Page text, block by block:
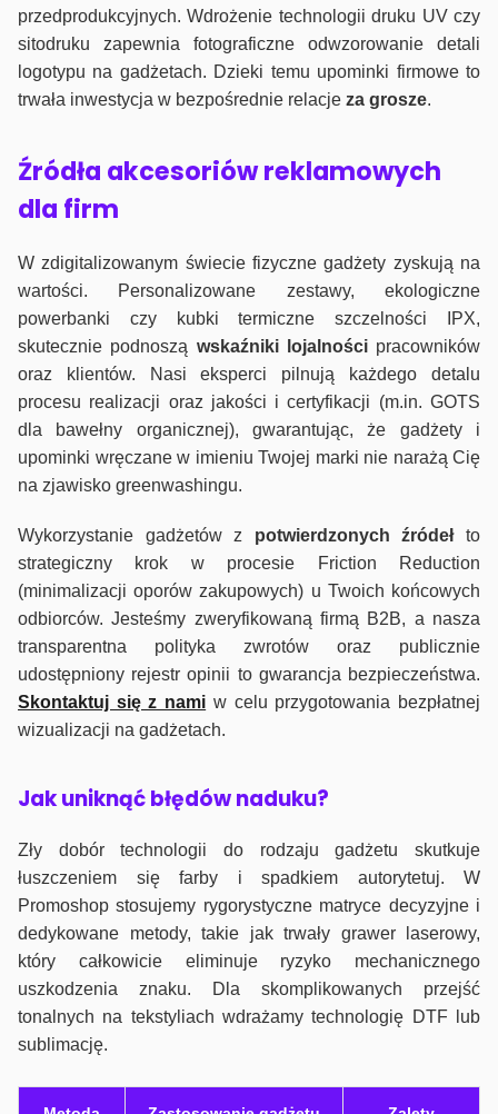
przedprodukcyjnych. Wdrożenie technologii druku UV czy
sitodruku zapewnia fotograficzne odwzorowanie detali
logotypu na gadżetach. Dzieki temu upominki firmowe to
trwała inwestycja w bezpośrednie relacje za grosze.
Źródła akcesoriów reklamowych
dla firm
W zdigitalizowanym świecie fizyczne gadżety zyskują na
wartości. Personalizowane zestawy, ekologiczne
powerbanki czy kubki termiczne szczelności IPX,
skutecznie podnoszą wskaźniki lojalnościpracowników
oraz klientów. Nasi eksperci pilnują każdego detalu
procesu realizacji oraz jakości i certyfikacji (m.in. GOTS
dla bawełny organicznej), gwarantując, że gadżety i
upominki wręczane w imieniu Twojej marki nie narażą Cię
na zjawisko greenwashingu.
Wykorzystanie gadżetów z potwierdzonych źródełto
strategiczny krok w procesie Friction Reduction
(minimalizacji oporów zakupowych) u Twoich końcowych
odbiorców. Jesteśmy zweryfikowaną firmą B2B, a nasza
transparentna polityka zwrotów oraz publicznie
udostępniony rejestr opinii to gwarancja bezpieczeństwa.
Skontaktuj się z nami w celu przygotowania bezpłatnej
wizualizacji na gadżetach.
Jak uniknąć błędów naduku?
Zły dobór technologii do rodzaju gadżetu skutkuje
łuszczeniem się farby i spadkiem autorytetuj. W
Promoshop stosujemy rygorystyczne matryce decyzyjne i
dedykowane metody, takie jak trwały grawer laserowy,
który całkowicie eliminuje ryzyko mechanicznego
uszkodzenia znaku. Dla skomplikowanych przejść
tonalnych na tekstyliach wdrażamy technologię DTF lub
sublimację.